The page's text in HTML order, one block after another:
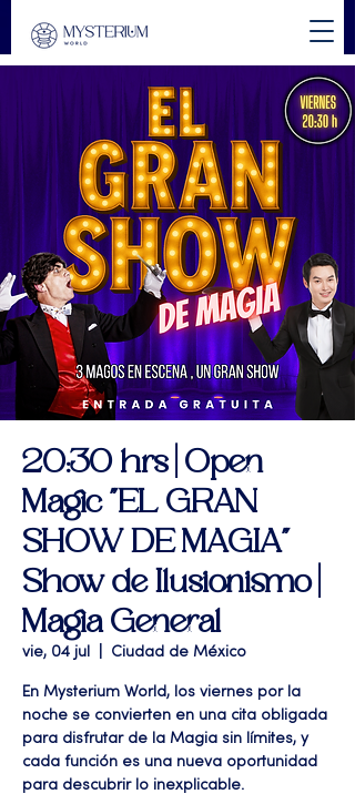
20:30 hrs | Open
Magic "EL GRAN
SHOW DE MAGIA"
Show de Ilusionismo |
Magia General
vie, 04 jul Ciudad de México
En Mysterium World, los viernes por la
noche se convierten en una cita obligada
para disfrutar de la Magia sin límites, y
cada función es una nueva oportunidad
para descubrir lo inexplicable.